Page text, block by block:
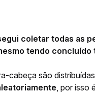
coletar todas as
tendo concluído
, por isso